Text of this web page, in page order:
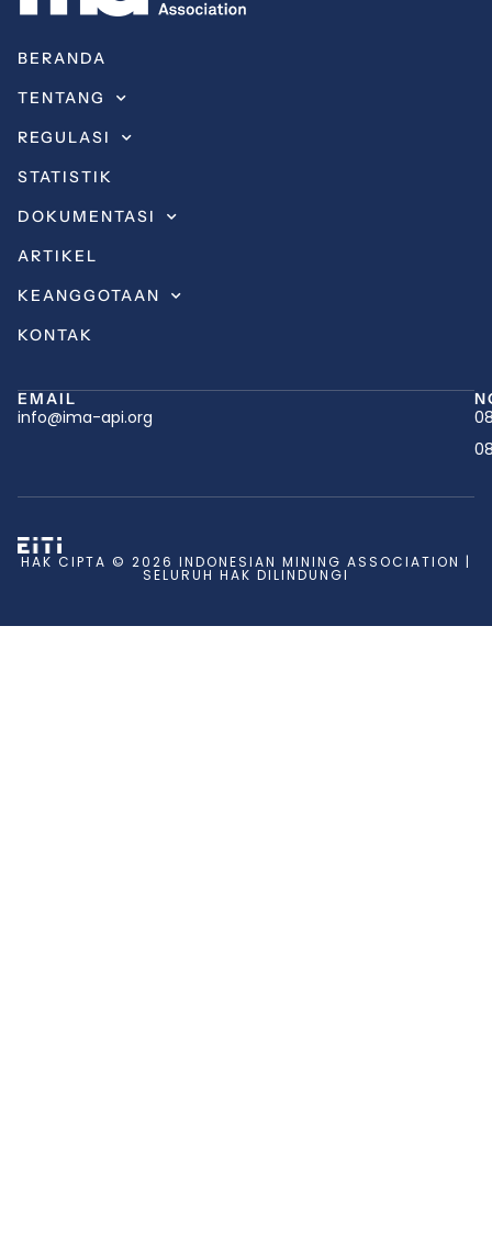
BERANDA
TENTANG
REGULASI
STATISTIK
DOKUMENTASI
ARTIKEL
KEANGGOTAAN
KONTAK
EMAIL
info@ima-api.org
HAK CIPTA © 2026 INDONESIAN MINING ASSOCIATION |
SELURUH HAK DILINDUNGI